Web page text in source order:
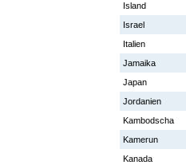
Island
Israel
Italien
Jamaika
Japan
Jordanien
Kambodscha
Kamerun
Kanada